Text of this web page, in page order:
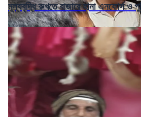
মূল্যবৃদ্ধি রুখতে বাজারে হানা এনফোর্স ও